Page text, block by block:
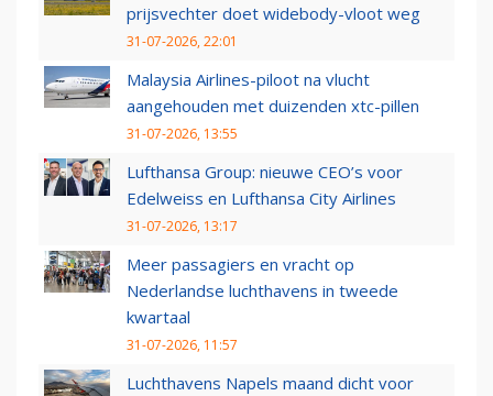
prijsvechter doet widebody-vloot weg
31-07-2026, 22:01
Malaysia Airlines-piloot na vlucht
aangehouden met duizenden xtc-pillen
31-07-2026, 13:55
Lufthansa Group: nieuwe CEO’s voor
Edelweiss en Lufthansa City Airlines
31-07-2026, 13:17
Meer passagiers en vracht op
Nederlandse luchthavens in tweede
kwartaal
31-07-2026, 11:57
Luchthavens Napels maand dicht voor